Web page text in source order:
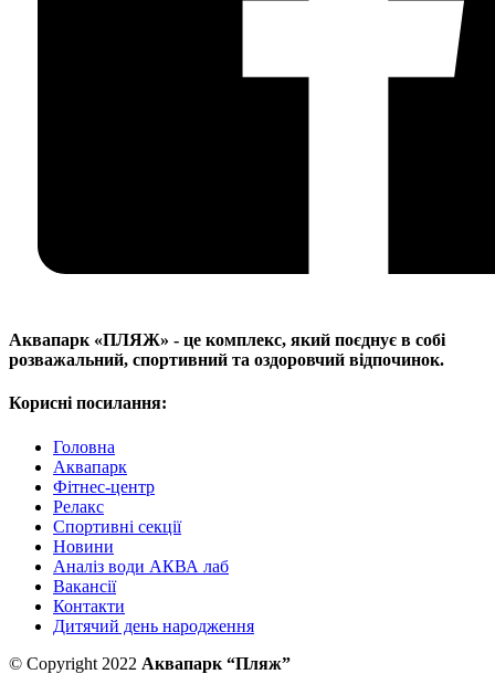
Аквапарк «ПЛЯЖ» - це комплекс, який поєднує в собі
розважальний, спортивний та оздоровчий відпочинок.
Корисні посилання:
Головна
Аквапарк
Фітнес-центр
Релакс
Спортивні секції
Новини
Аналіз води АКВА лаб​
Вакансії
Контакти
Дитячий день народження
© Copyright 2022 Аквапарк “Пляж”